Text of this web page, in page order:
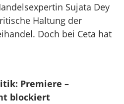
Sujata Dey
Haltung der
Doch bei Ceta hat
Premiere –
blockiert